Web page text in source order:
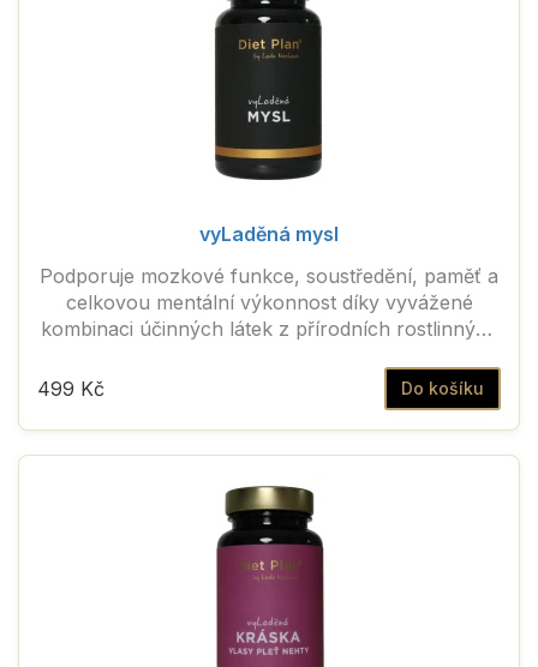
vyLaděná mysl
Podporuje mozkové funkce, soustředění, paměť a
celkovou mentální výkonnost díky vyvážené
kombinaci účinných látek z přírodních rostlinných
Do košíku
499 Kč